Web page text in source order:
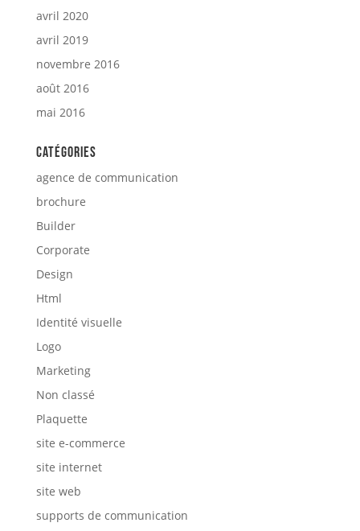
avril 2020
avril 2019
novembre 2016
août 2016
mai 2016
Catégories
agence de communication
brochure
Builder
Corporate
Design
Html
Identité visuelle
Logo
Marketing
Non classé
Plaquette
site e-commerce
site internet
site web
supports de communication